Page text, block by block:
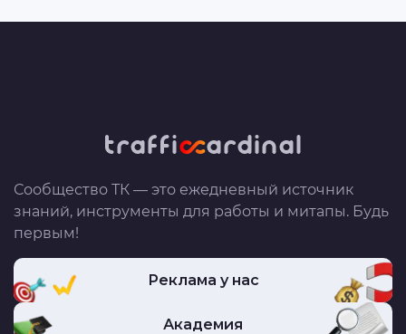
Сообщество ТК — это ежедневный источник
знаний, инструменты для работы и митапы. Будь
первым!
Реклама у нас
Академия